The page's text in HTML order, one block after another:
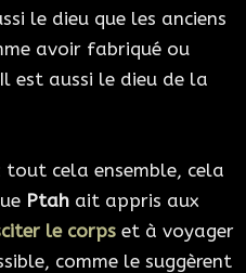
le dieu que les anciens
avoir fabriqué ou
est aussi le dieu de la
cela ensemble, cela
Ptah ait appris aux
le corps et à voyager
comme le suggèrent